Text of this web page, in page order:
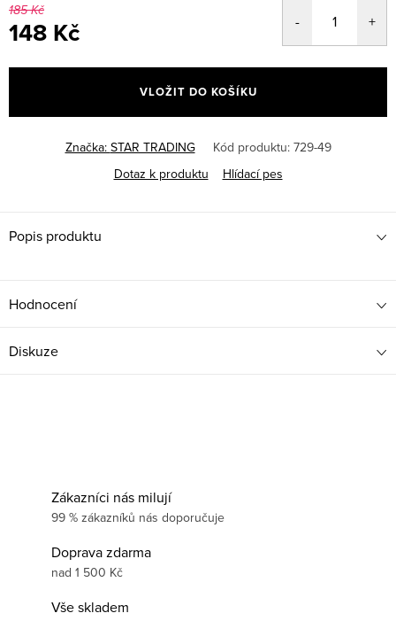
185 Kč
148 Kč
cena:
VLOŽIT DO KOŠÍKU
Značka: STAR TRADING Kód produktu: 729-49
Dotaz k produktu
Hlídací pes
Popis produktu
Hodnocení
Diskuze
Zákazníci nás milují
99 % zákazníků nás doporučuje
Doprava zdarma
nad 1 500 Kč
Vše skladem